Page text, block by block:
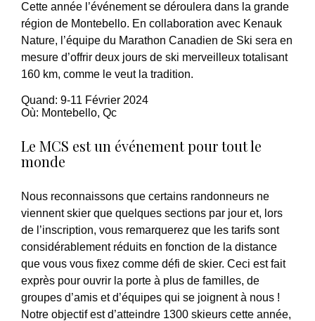
Cette année l’événement se déroulera dans la grande
région de Montebello. En collaboration avec Kenauk
Nature, l’équipe du Marathon Canadien de Ski sera en
mesure d’offrir deux jours de ski merveilleux totalisant
160 km, comme le veut la tradition.
Quand: 9-11 Février 2024
Où: Montebello, Qc
Le MCS est un événement pour tout le
monde
Nous reconnaissons que certains randonneurs ne
viennent skier que quelques sections par jour et, lors
de l’inscription, vous remarquerez que les tarifs sont
considérablement réduits en fonction de la distance
que vous vous fixez comme défi de skier. Ceci est fait
exprès pour ouvrir la porte à plus de familles, de
groupes d’amis et d’équipes qui se joignent à nous !
Notre objectif est d’atteindre 1300 skieurs cette année,